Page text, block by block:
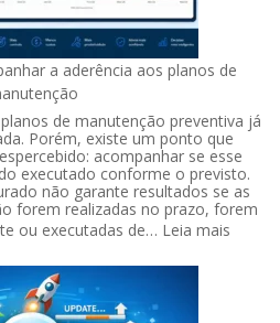
a aderência aos planos de
de manutenção preventiva já
Porém, existe um ponto que
acompanhar se esse
executado conforme o previsto.
não garante resultados se as
forem realizadas no prazo, forem
ou executadas de… Leia mais: